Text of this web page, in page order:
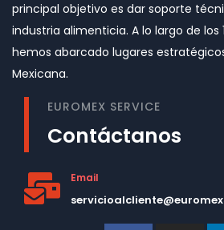
principal objetivo es dar soporte
industria alimenticia. A lo largo de los
hemos abarcado lugares
Mexicana.
EUROMEX SERVICE
Contáctanos
Email